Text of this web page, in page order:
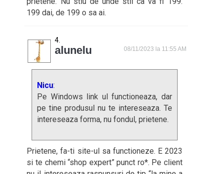
199 dai, de 199 o sa ai.
alunelu 08/11/2023 la 11:55 AM
Nicu:
Pe Windows link ul functioneaza, dar
pe tine produsul nu te intereseaza. Te
intereseaza forma, nu fondul, prietene.
Prietene, fa-ti site-ul sa functioneze. E 2023
si te chemi “shop expert” punct ro*. Pe client